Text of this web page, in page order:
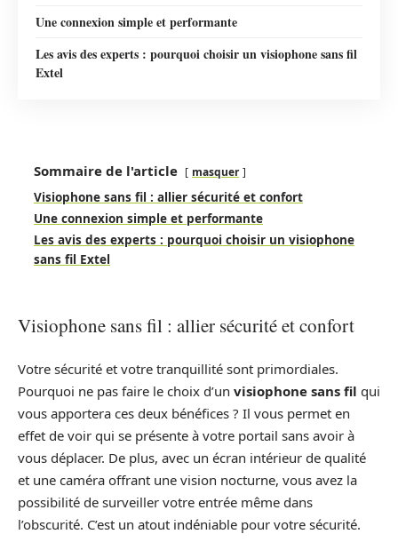
Une connexion simple et performante
Les avis des experts : pourquoi choisir un visiophone sans fil
Extel
Sommaire de l'article masquer
Visiophone sans fil : allier sécurité et confort
Une connexion simple et performante
Les avis des experts : pourquoi choisir un visiophone
sans fil Extel
Visiophone sans fil : allier sécurité et confort
Votre sécurité et votre tranquillité sont primordiales.
Pourquoi ne pas faire le choix d’un visiophone sans fil qui
vous apportera ces deux bénéfices ? Il vous permet en
effet de voir qui se présente à votre portail sans avoir à
vous déplacer. De plus, avec un écran intérieur de qualité
et une caméra offrant une vision nocturne, vous avez la
possibilité de surveiller votre entrée même dans
l’obscurité. C’est un atout indéniable pour votre sécurité.